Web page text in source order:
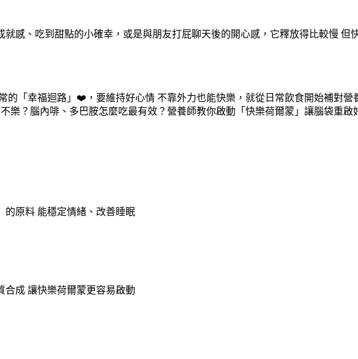
感、吃到甜點的小確幸，或是與朋友打屁聊天後的開心感，它釋放得比較慢 但
的「幸福迴路」❤️，要維持好心情 不靠外力也能快樂，就從日常飲食開始補對營
的原料 能穩定情緒、改善睡眠
合成 讓快樂荷爾蒙更容易啟動